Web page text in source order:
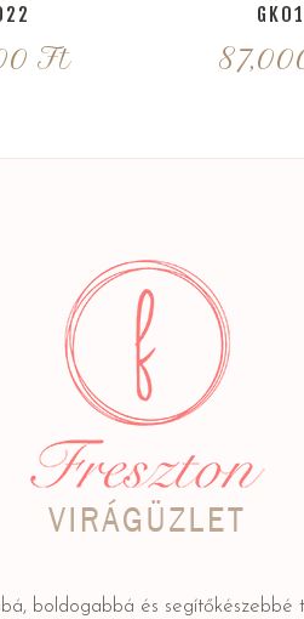
Ft
boldogabbá és segítőkészebbé